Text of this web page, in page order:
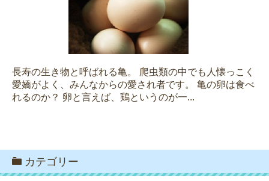
長寿の生き物と呼ばれる亀。 爬虫類の中でも人懐っこく
愛嬌がよく、みんなからの愛され者です。 亀の卵は食べ
れるのか？ 卵と言えば、鶏というのが一...
カテゴリー